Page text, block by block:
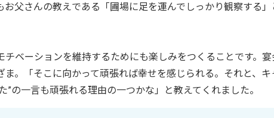
父さんの教えである「圃場に足を運んでしっかり観察する」
ベーションを維持するためにも楽しみをつくることです。宴
。「そこに向かって頑張れば幸せを感じられる。それと、キ
”の一言も頑張れる理由の一つかな」と教えてくれました。